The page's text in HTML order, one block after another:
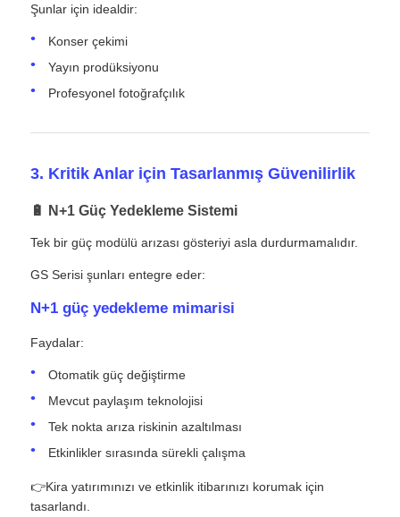
Şunlar için idealdir:
Konser çekimi
Yayın prodüksiyonu
Profesyonel fotoğrafçılık
3. Kritik Anlar için Tasarlanmış Güvenilirlik
🔋 N+1 Güç Yedekleme Sistemi
Tek bir güç modülü arızası gösteriyi asla durdurmamalıdır.
GS Serisi şunları entegre eder:
N+1 güç yedekleme mimarisi
Faydalar:
Otomatik güç değiştirme
Mevcut paylaşım teknolojisi
Tek nokta arıza riskinin azaltılması
Etkinlikler sırasında sürekli çalışma
👉Kira yatırımınızı ve etkinlik itibarınızı korumak için
tasarlandı.